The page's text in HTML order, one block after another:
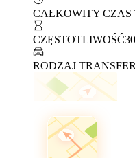
CAŁKOWITY CZAS
CZĘSTOTLIWOŚĆ30
RODZAJ